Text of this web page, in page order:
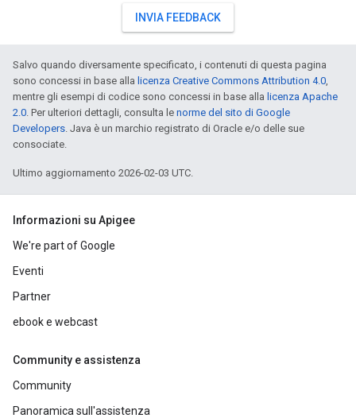
INVIA FEEDBACK
Salvo quando diversamente specificato, i contenuti di questa pagina
sono concessi in base alla licenza Creative Commons Attribution 4.0,
mentre gli esempi di codice sono concessi in base alla licenza Apache
2.0. Per ulteriori dettagli, consulta le norme del sito di Google
Developers. Java è un marchio registrato di Oracle e/o delle sue
consociate.
Ultimo aggiornamento 2026-02-03 UTC.
Informazioni su Apigee
We're part of Google
Eventi
Partner
ebook e webcast
Community e assistenza
Community
Panoramica sull'assistenza